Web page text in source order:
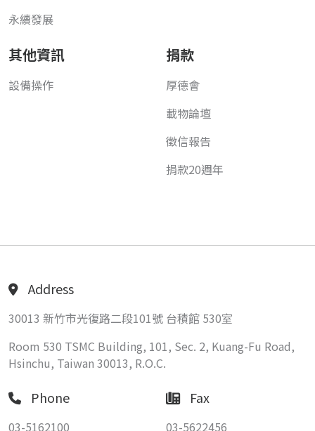
永續發展
其他資訊
設備操作
捐款
厚德會
載物論壇
徵信報告
捐款20週年
Address
30013 新竹市光復路二段101號 台積館 530室
Room 530 TSMC Building, 101, Sec. 2, Kuang-Fu Road,
Hsinchu, Taiwan 30013, R.O.C.
Phone
03-5162100
Fax
03-5622456